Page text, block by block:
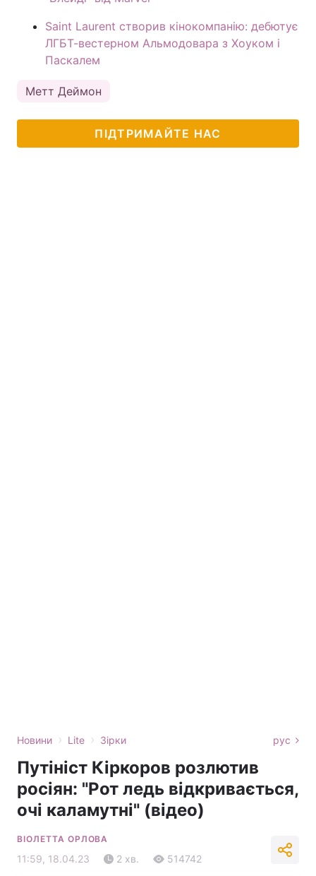
Saint Laurent створив кінокомпанію: дебютує
ЛГБТ-вестерном Альмодовара з Хоуком і
Паскалем
Метт Деймон
ПІДТРИМАЙТЕ НАС
Новини › Lite › Зірки рус
Путініст Кіркоров розлютив
росіян: "Рот ледь відкривається,
очі каламутні" (відео)
ВІОЛЕТТА ОРЛОВА
11:59, 18.04.23 2 хв. 514742